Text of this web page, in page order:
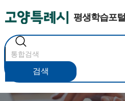
평생학습포털
통
합
검
색
검색